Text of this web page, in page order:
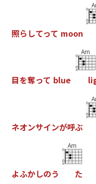
照ら してって moon
目を奪って blue
Am
li
ネオンサインが呼ぶ
よふかしのう
Am
た